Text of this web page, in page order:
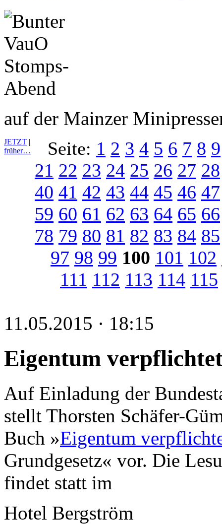
auf der Mainzer
JETZT |
früher…
Seite: 1 2 3 4 5 6 7 8 9
21 22 23 24 25 26 27 28
40 41 42 43 44 45 46 47
59 60 61 62 63 64 65 66
78 79 80 81 82 83 84 85
97 98 99 100 101 102
111 112 113 114 115
11.05.2015 · 18:15
Eigentum
Auf Einladung der
stellt Thorsten Schäfer-
Buch »Eigentum
Grundgesetz« vor. Die
findet statt im
Hotel Bergström